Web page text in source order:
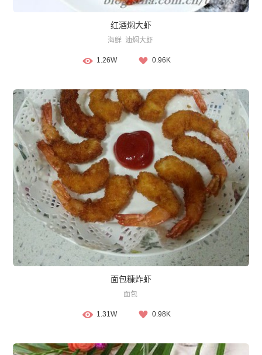
红酒焖大虾
海鲜 油焖大虾
1.26W 0.96K
面包糠炸虾
面包
1.31W 0.98K